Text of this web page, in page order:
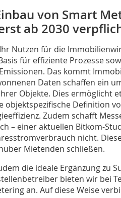
von Smart
ab 2030
Nutzen für die
für effiziente Prozesse
Das kommt
Daten schaffen ein
Objekte. Dies ermöglicht
objektspezifische Definition
Zudem schafft
– einer aktuellen Bitkom-
nicht.
Mietenden schließen.
die ideale Ergänzung zu
bieten wir bei
an. Auf diese Weise